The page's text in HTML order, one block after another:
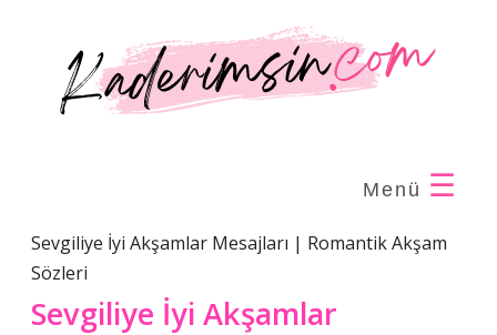
Menü ☰
Sevgiliye İyi Akşamlar Mesajları | Romantik Akşam
Sözleri
Sevgiliye İyi Akşamlar